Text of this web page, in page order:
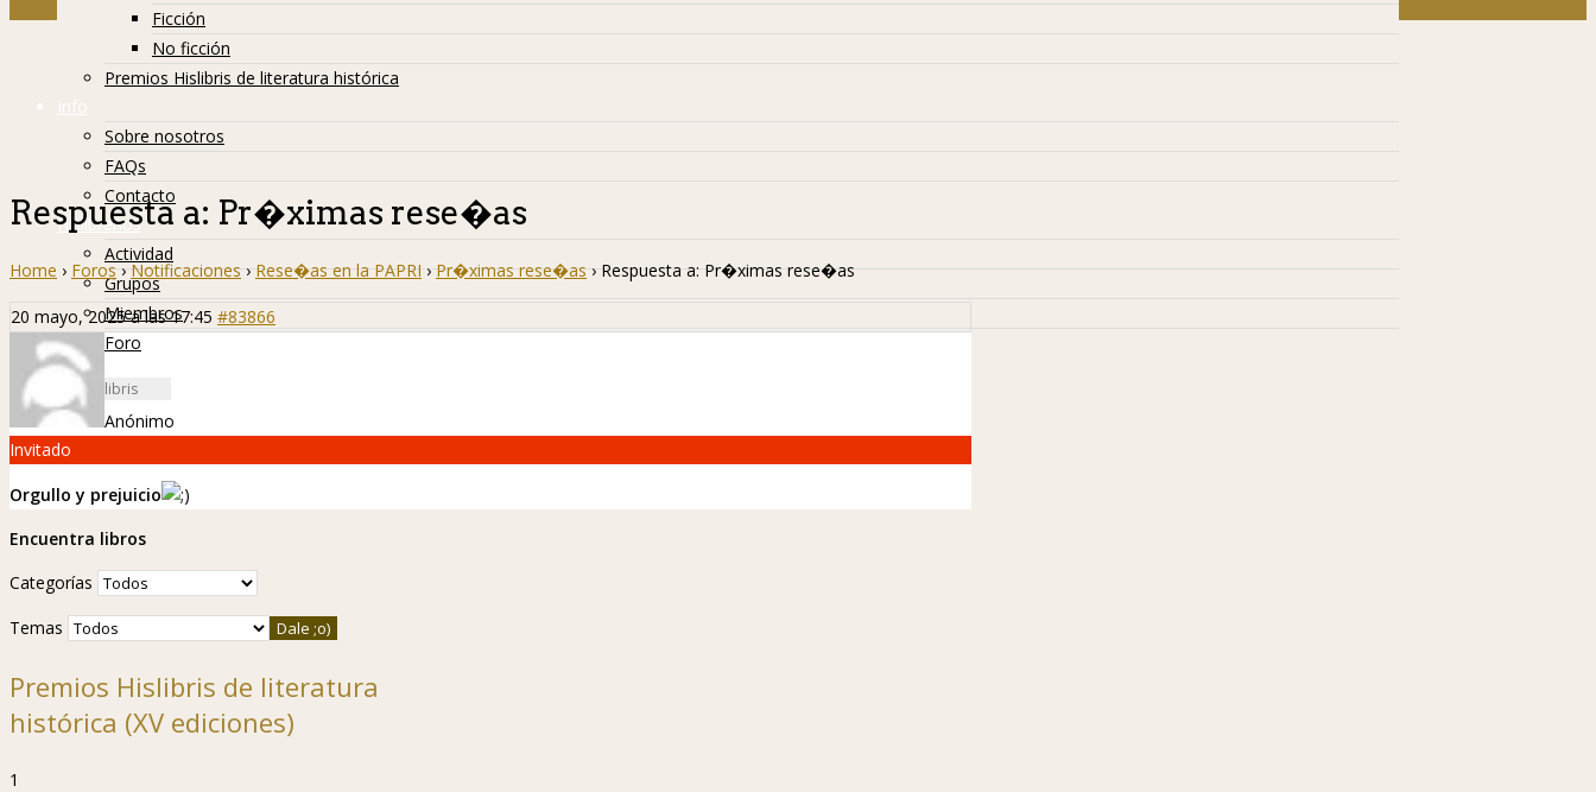
Ficción
No ficción
Premios Hislibris de literatura histórica
Info
Sobre nosotros
FAQs
Contacto
Hislibreños
Actividad
Grupos
Miembros
Foro
Respuesta a: Pr�ximas rese�as
Home › Foros › Notificaciones › Rese�as en la PAPRI › Pr�ximas rese�as › Respuesta a: Pr�ximas rese�as
20 mayo, 2025 a las 17:45 #83866
Anónimo
Invitado
Orgullo y prejuicio
Encuentra libros
Categorías
Temas
Premios Hislibris de literatura
histórica (XV ediciones)
1